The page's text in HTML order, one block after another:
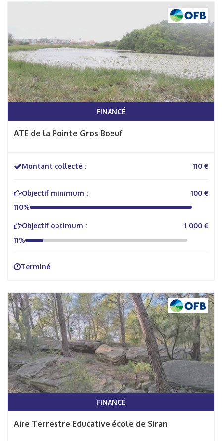
FINANCÉ
ATE de la Pointe Gros Boeuf
Montant collecté : 110 €
Objectif minimum :
100 €
110%
Objectif optimum :
1 000 €
11%
Terminé
FINANCÉ
Aire Terrestre Educative école de Siran